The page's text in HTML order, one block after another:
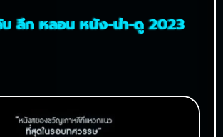
ลึก หลอน หนัง-น่า-ดู 2023